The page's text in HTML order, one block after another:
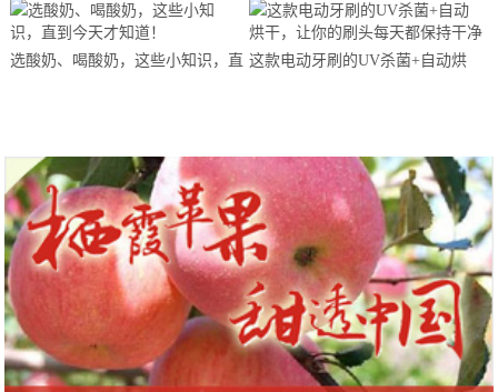
马拉松超级精英赛顺德海骏达中心
站欢乐开跑
选酸奶、喝酸奶，这些小知识，直 这款电动牙刷的UV杀菌+自动烘